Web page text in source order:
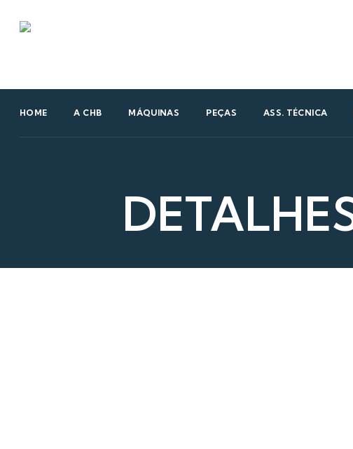
HOME A CHB MÁQUINAS PEÇAS ASS. TÉCNICA